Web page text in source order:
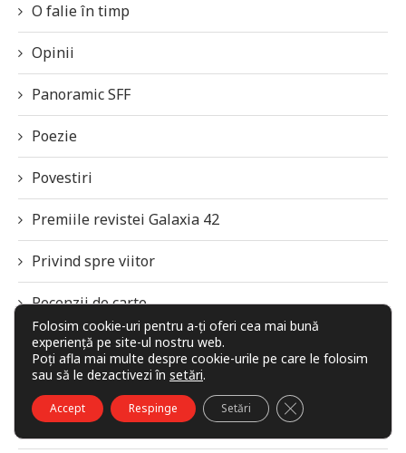
O falie în timp
Opinii
Panoramic SFF
Poezie
Povestiri
Premiile revistei Galaxia 42
Privind spre viitor
Recenzii de carte
Recomandări, rețete și secrete
SFF Panorama
Știință
Folosim cookie-uri pentru a-ți oferi cea mai bună
experiență pe site-ul nostru web.
Poți afla mai multe despre cookie-urile pe care le folosim
sau să le dezactivezi în setări.
Accept Respinge Setări CLOSE GDPR